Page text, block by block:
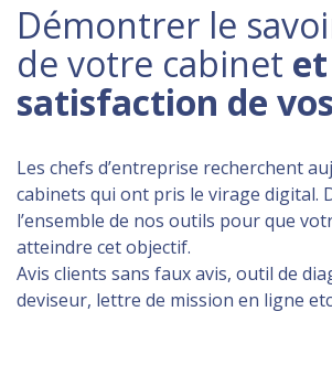
Démontrer le
de votre cabinet
satisfaction de
Les chefs d’entreprise recherchent
cabinets qui ont pris le virage digital.
l’ensemble de nos outils pour que
atteindre cet objectif.
Avis clients sans faux avis, outil de
deviseur, lettre de mission en ligne